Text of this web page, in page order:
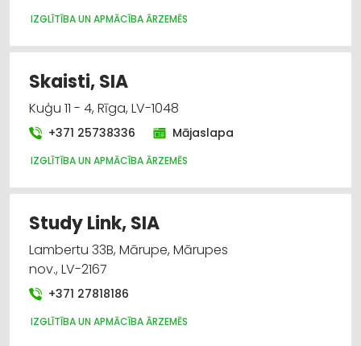
IZGLĪTĪBA UN APMĀCĪBA ĀRZEMĒS
Skaisti, SIA
Kuģu 11 - 4, Rīga, LV-1048
+371 25738336 Mājaslapa
IZGLĪTĪBA UN APMĀCĪBA ĀRZEMĒS
Study Link, SIA
Lambertu 33B, Mārupe, Mārupes
nov., LV-2167
+371 27818186
IZGLĪTĪBA UN APMĀCĪBA ĀRZEMĒS